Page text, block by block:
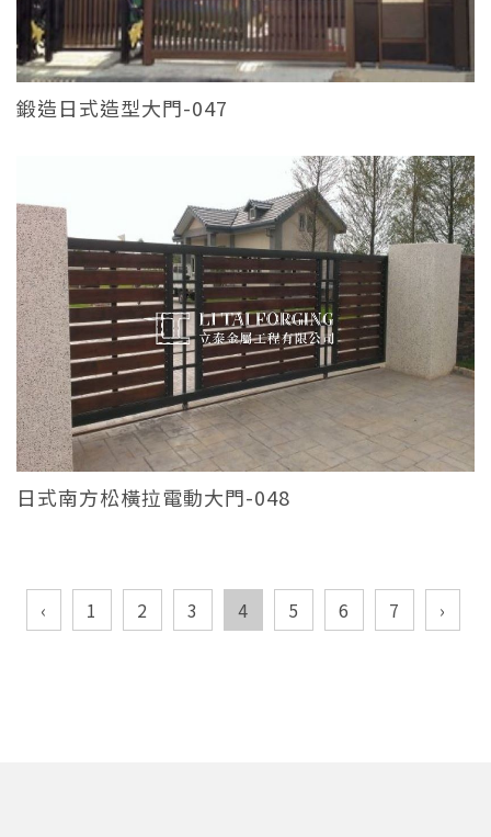
鍛造日式造型大門-047
日式南方松橫拉電動大門-048
‹ 1 2 3 4 5 6 7 ›